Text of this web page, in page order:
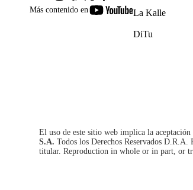
Más contenido en
youtube-
La Kalle
DiTu
El uso de este sitio web implica la aceptación
S.A. Todos los Derechos Reservados
titular. Reproduction in whole or in part, or